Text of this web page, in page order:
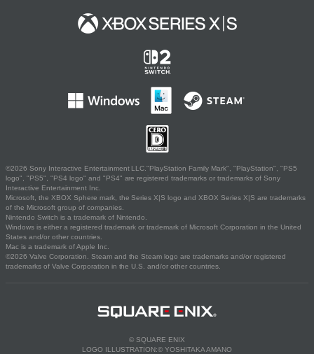
©2026 Sony Interactive Entertainment LLC."PlayStation Family Mark", "PlayStation", "PS5
logo", "PS5", "PS4 logo" and "PS4" are registered trademarks or trademarks of Sony
Interactive Entertainment Inc.
Microsoft, the XBOX Sphere mark, the Series X|S logo and XBOX Series X|S are trademarks
of the Microsoft group of companies.
Nintendo Switch is a trademark of Nintendo.
Windows is either a registered trademark or trademark of Microsoft Corporation in the United
States and/or other countries.
Mac is a trademark of Apple Inc.
©2026 Valve Corporation. Steam and the Steam logo are trademarks and/or registered
trademarks of Valve Corporation in the U.S. and/or other countries.
© SQUARE ENIX
LOGO ILLUSTRATION:© YOSHITAKA AMANO